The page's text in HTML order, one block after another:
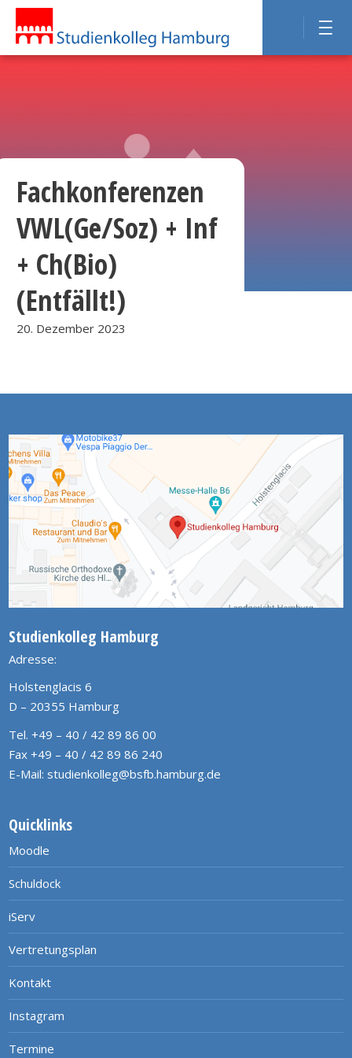
Fachkonferenzen
VWL(Ge/Soz) + Inf
+ Ch(Bio)
(Entfällt!)
20. Dezember 2023
Studienkolleg Hamburg
Adresse:
Holstenglacis 6
D – 20355 Hamburg
Tel. +49 – 40 / 42 89 86 00
Fax +49 – 40 / 42 89 86 240
E-Mail: studienkolleg@bsfb.hamburg.de
Quicklinks
Moodle
Schuldock
iServ
Vertretungsplan
Kontakt
Instagram
Termine